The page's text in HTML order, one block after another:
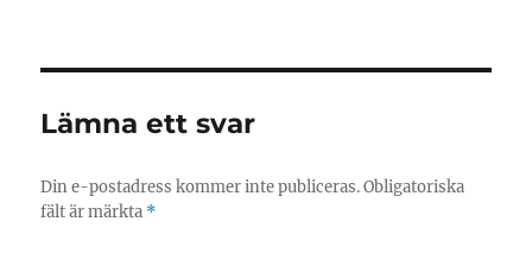
Lämna ett svar
Din e-postadress kommer inte publiceras. Obligatoriska
fält är märkta *